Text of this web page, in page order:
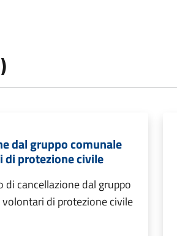
dal gruppo comunale
di protezione civile
di cancellazione dal gruppo
di protezione civile